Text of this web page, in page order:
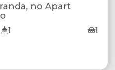
no Apart
1 1